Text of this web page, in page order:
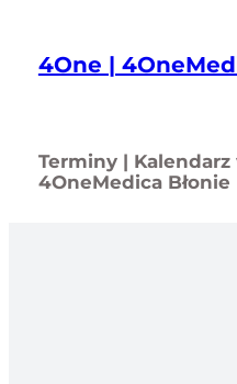
treści4One |
Terminy |
4OneMedica Błonie